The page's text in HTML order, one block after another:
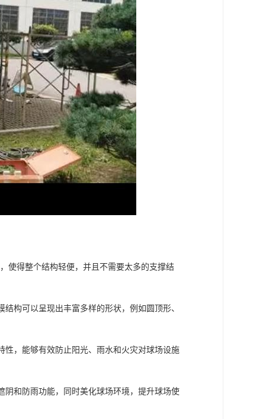
使得整个结构轻便，并且不需要太多的支撑结
构可以呈现出丰富多样的形状，例如圆顶形、
，能够有效防止阳光、雨水和火灾对球场设施
阴和防雨功能，同时美化球场环境，提升球场使